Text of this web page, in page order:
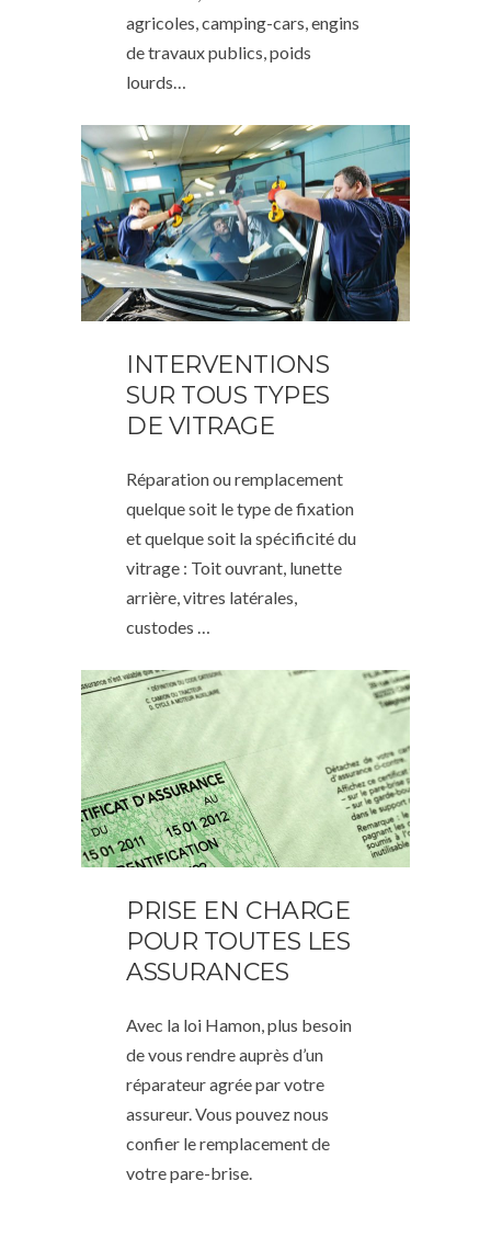
agricoles, camping-cars, engins
de travaux publics, poids
lourds…
INTERVENTIONS
SUR TOUS TYPES
DE VITRAGE
Réparation ou remplacement
quelque soit le type de fixation
et quelque soit la spécificité du
vitrage : Toit ouvrant, lunette
arrière, vitres latérales,
custodes …
PRISE EN CHARGE
POUR TOUTES LES
ASSURANCES
Avec la loi Hamon, plus besoin
de vous rendre auprès d’un
réparateur agrée par votre
assureur. Vous pouvez nous
confier le remplacement de
votre pare-brise.